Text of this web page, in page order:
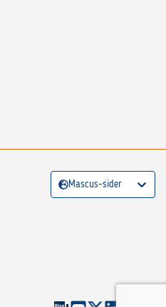
Mascus-sider